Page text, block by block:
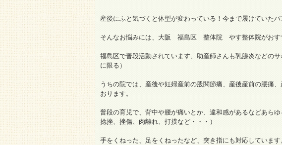
産後にふと気づくと体型が変わっている！今まで履けていた
そんなお悩みには、大阪 福島区 整体院 やす整体院がおす
福島区で普段活動されています、助産師さんも乳腺炎などの
に限る）
うちの院では、産後や妊婦産前の股関節痛、産後産前の腰痛
おります。
普段の育児で、背中や腰が痛いとか、違和感があるなどあら
捻挫、挫傷、肉離れ、打撲など・・・）
手をくねった、足をくねったなど、突き指にも対応しています